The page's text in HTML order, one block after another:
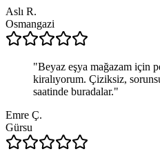
Aslı R.
Osmangazi
"Beyaz eşya mağazam için
kiralıyorum. Çiziksiz,
saatinde buradalar."
Emre Ç.
Gürsu